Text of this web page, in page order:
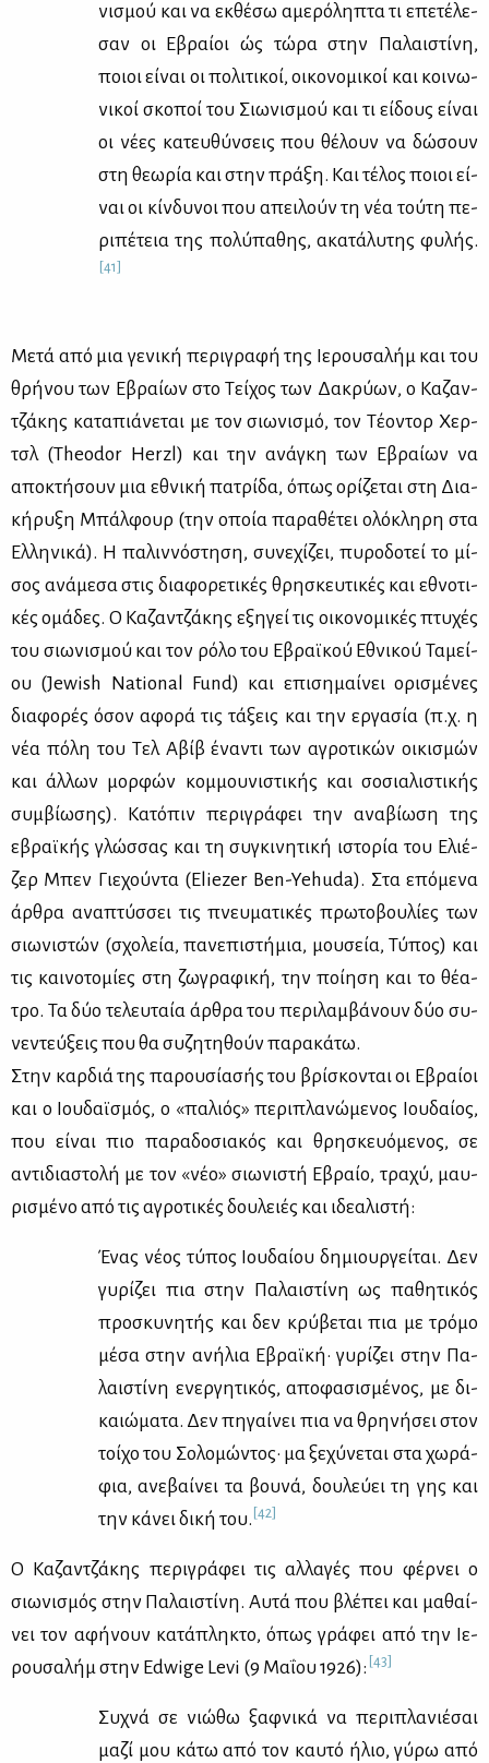
νι­σμού και να εκ­θέ­σω αμε­ρό­λη­πτα τι επε­τέ­λε­
σαν οι Εβραί­οι ώς τώ­ρα στην Πα­λαι­στί­νη,
ποιοι εί­ναι οι πο­λι­τι­κοί, οι­κο­νο­μι­κοί και κοι­νω­
νι­κοί σκο­ποί του Σιω­νι­σμού και τι εί­δους εί­ναι
οι νέ­ες κα­τευ­θύν­σεις που θέ­λουν να δώ­σουν
στη θε­ω­ρία και στην πρά­ξη. Και τέ­λος ποιοι εί­
ναι οι κίν­δυ­νοι που απει­λούν τη νέα τού­τη πε­
ρι­πέ­τεια της πο­λύ­πα­θης, ακα­τά­λυ­της φυ­λής.
[41]
Με­τά από μια γε­νι­κή πε­ρι­γρα­φή της Ιε­ρου­σα­λήμ και του
θρή­νου των Εβραί­ων στο Τεί­χος των Δα­κρύ­ων, ο Κα­ζαν­
τζά­κης κα­τα­πιά­νε­ται με τον σιω­νι­σμό, τον Τέ­ο­ντορ Χερ­
τσλ (Theodor Herzl) και την ανά­γκη των Εβραί­ων να
απο­κτή­σουν μια εθνι­κή πα­τρί­δα, όπως ορί­ζε­ται στη Δια­
κή­ρυ­ξη Μπάλ­φουρ (την οποία πα­ρα­θέ­τει ολό­κλη­ρη στα
Ελ­λη­νι­κά). Η πα­λιν­νό­στη­ση, συ­νε­χί­ζει, πυ­ρο­δο­τεί το μί­
σος ανά­με­σα στις δια­φο­ρε­τι­κές θρη­σκευ­τι­κές και εθνο­τι­
κές ομά­δες. Ο Κα­ζαν­τζά­κης εξη­γεί τις οι­κο­νο­μι­κές πτυ­χές
του σιω­νι­σμού και τον ρό­λο του Εβραϊ­κού Εθνι­κού Τα­μεί­
ου (Jewish National Fund) και επι­ση­μαί­νει ορι­σμέ­νες
δια­φο­ρές όσον αφο­ρά τις τά­ξεις και την ερ­γα­σία (π.χ. η
νέα πό­λη του Τελ Αβίβ ένα­ντι των αγρο­τι­κών οι­κι­σμών
και άλ­λων μορ­φών κομ­μου­νι­στι­κής και σο­σια­λι­στι­κής
συμ­βί­ω­σης). Κα­τό­πιν πε­ρι­γρά­φει την ανα­βί­ω­ση της
εβραϊ­κής γλώσ­σας και τη συ­γκι­νη­τι­κή ιστο­ρία του Ελιέ­
ζερ Μπεν Γιε­χού­ντα (Eliezer Ben-Yehuda). Στα επό­με­να
άρ­θρα ανα­πτύσ­σει τις πνευ­μα­τι­κές πρω­το­βου­λί­ες των
σιω­νι­στών (σχο­λεία, πα­νε­πι­στή­μια, μου­σεία, Τύ­πος) και
τις και­νο­το­μί­ες στη ζω­γρα­φι­κή, την ποί­η­ση και το θέ­α­
τρο. Τα δύο τε­λευ­ταία άρ­θρα του πε­ρι­λαμ­βά­νουν δύο συ­
νε­ντεύ­ξεις που θα συ­ζη­τη­θούν πα­ρα­κά­τω.
Στην καρ­διά της πα­ρου­σί­α­σής του βρί­σκο­νται οι Εβραί­οι
και ο Ιου­δαϊ­σμός, ο «πα­λιός» πε­ρι­πλα­νώ­με­νος Ιου­δαί­ος,
που εί­ναι πιο πα­ρα­δο­σια­κός και θρη­σκευό­με­νος, σε
αντι­δια­στο­λή με τον «νέο» σιω­νι­στή Εβραίο, τρα­χύ, μαυ­
ρι­σμέ­νο από τις αγρο­τι­κές δου­λειές και ιδε­α­λι­στή:
Ένας νέ­ος τύ­πος Ιου­δαί­ου δη­μιουρ­γεί­ται. Δεν
γυ­ρί­ζει πια στην Πα­λαι­στί­νη ως πα­θη­τι­κός
προ­σκυ­νη­τής και δεν κρύ­βε­ται πια με τρό­μο
μέ­σα στην ανή­λια Εβραϊ­κή· γυ­ρί­ζει στην Πα­
λαι­στί­νη ενερ­γη­τι­κός, απο­φα­σι­σμέ­νος, με δι­
καιώ­μα­τα. Δεν πη­γαί­νει πια να θρη­νή­σει στον
τοί­χο του Σο­λο­μώ­ντος· μα ξε­χύ­νε­ται στα χω­ρά­
φια, ανε­βαί­νει τα βου­νά, δου­λεύ­ει τη γης και
την κά­νει δι­κή του. [42]
Ο Κα­ζαν­τζά­κης πε­ρι­γρά­φει τις αλ­λα­γές που φέρ­νει ο
σιω­νι­σμός στην Πα­λαι­στί­νη. Αυ­τά που βλέ­πει και μα­θαί­
νει τον αφή­νουν κα­τά­πλη­κτο, όπως γρά­φει από την Ιε­
ρου­σα­λήμ στην Edwige Levi (9 Μα­ΐ­ου 1926): [43]
Συ­χνά σε νιώ­θω ξαφ­νι­κά να πε­ρι­πλα­νιέ­σαι
μα­ζί μου κά­τω από τον καυ­τό ήλιο, γύ­ρω από